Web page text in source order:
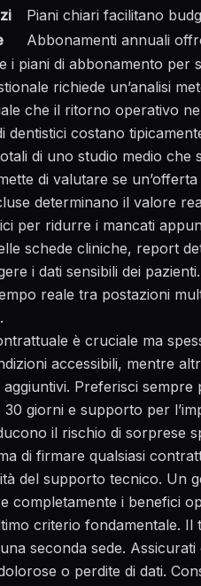
Piani chiari facilitano
Abbonamenti annuali
i piani di abbonamento per
richiede un’analisi
che il ritorno operativo
dentistici costano
di uno studio medio che
di valutare se
determinano il valore
per ridurre i mancati
schede cliniche, report
i dati sensibili dei
reale tra postazioni
è cruciale ma
accessibili, mentre
Preferisci
giorni e supporto per
il rischio di sorprese
di firmare qualsiasi
del supporto tecnico. Un
completamente i benefici
criterio fondamentale.
seconda sede.
o perdite di dati.